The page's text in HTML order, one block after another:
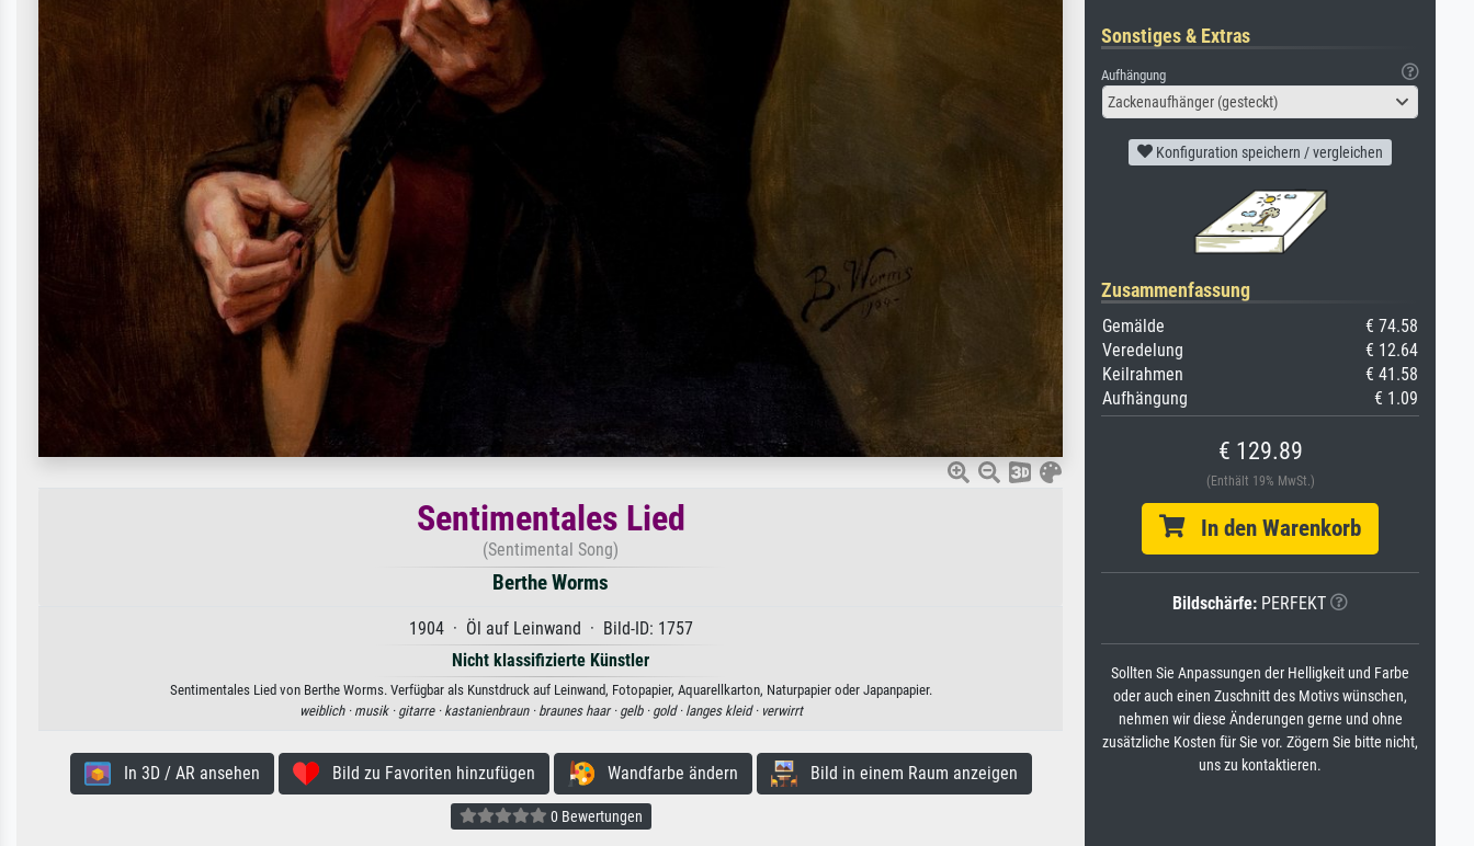
Sentimentales Lied
(Sentimental Song)
Berthe Worms
1904 · Öl auf Leinwand · Bild-ID: 1757
Nicht klassifizierte Künstler
Sentimentales Lied von Berthe Worms. Verfügbar als Kunstdruck auf Leinwand, Fotopapier, Aquarellkarton, Naturpapier oder Japanpapier.
weiblich · musik · gitarre · kastanienbraun · braunes haar · gelb · gold · langes kleid · verwirrt
In 3D / AR ansehen Bild zu Favoriten hinzufügen Wandfarbe ändern Bild in einem Raum anzeigen
0 Bewertungen
Sonstiges & Extras
Aufhängung
Zackenaufhänger (gesteckt)
Konfiguration speichern / vergleichen
Zusammenfassung
Gemälde
€ 74.58
Veredelung
€ 12.64
Keilrahmen
€ 41.58
Aufhängung
€ 1.09
€ 129.89
(Enthält 19% MwSt.)
In den Warenkorb
Bildschärfe: PERFEKT
Sollten Sie Anpassungen der Helligkeit und Farbe
oder auch einen Zuschnitt des Motivs wünschen,
nehmen wir diese Änderungen gerne und ohne
zusätzliche Kosten für Sie vor. Zögern Sie bitte nicht,
uns zu kontaktieren.